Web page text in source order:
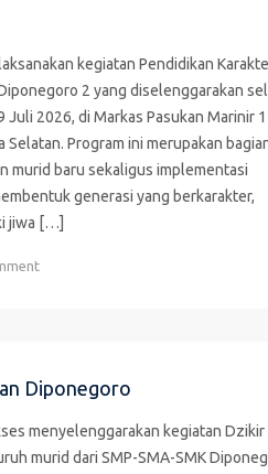
kegiatan Pendidikan
2 yang diselenggarakan
Juli 2026, di Markas Pasukan Marinir 1
Selatan. Program ini merupakan
murid baru sekaligus implementasi
generasi yang berkarakter,
jiwa […]
Diponegoro
menyelenggarakan kegiatan Dzikir
murid dari SMP-SMA-SMK